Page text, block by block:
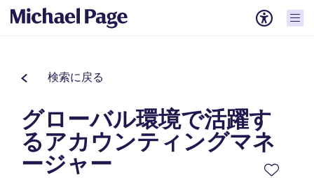
検索に戻る
グローバル環境で活躍す
るアカウンティングマネ
ージャー